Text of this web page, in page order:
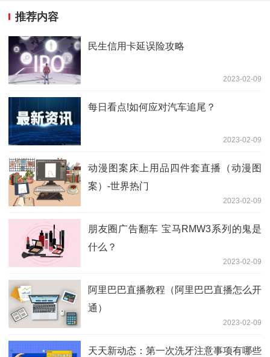
推荐内容
民生信用卡延误险攻略
2023-02-09
每日看点!如何应对汽车追尾？
2023-02-09
动漫图案床上用品四件套直播（动漫图
案）-世界热门
2023-02-09
朋友圈广告翻车 宝马RMW3系列的鬼是
什么？
2023-02-09
阿里巴巴直播教程（阿里巴巴直播怎么开
通）
2023-02-09
天天新动态：第一次洗牙注意事项有哪些